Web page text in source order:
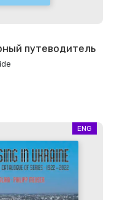
путеводитель
ENG